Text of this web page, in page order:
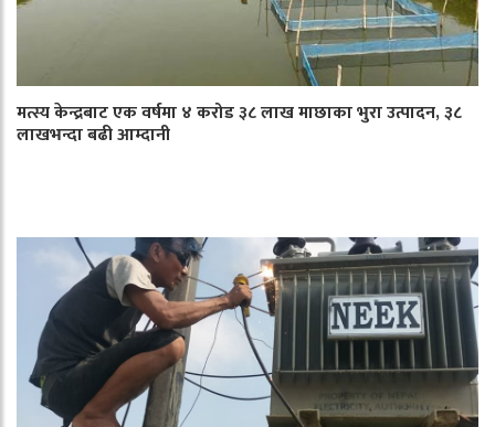
मत्स्य केन्द्रबाट एक वर्षमा ४ करोड ३८ लाख माछाका भुरा उत्पादन, ३८
लाखभन्दा बढी आम्दानी